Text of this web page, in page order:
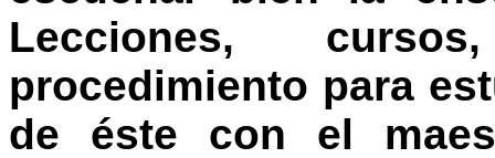
Lecciones,
procedimiento para
de éste con el